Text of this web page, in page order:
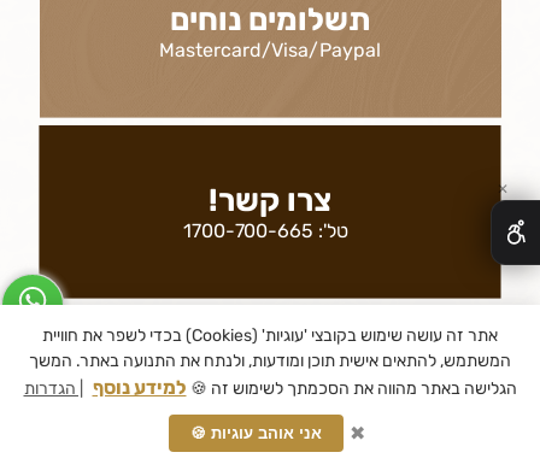
תשלומים נוחים
Mastercard/Visa/Paypal
צרו קשר!
טל': 1700-700-665
משלוחים
משלוחים לכל חלקי הארץ!
✕
אתר זה עושה שימוש בקובצי 'עוגיות' (Cookies) בכדי לשפר את חוויית
המשתמש, להתאים אישית תוכן ומודעות, ולנתח את התנועה באתר. המשך
הגלישה באתר מהווה את הסכמתך לשימוש זה 🍪 למידע נוסף | הגדרות
אני אוהב עוגיות 🍪 ✖